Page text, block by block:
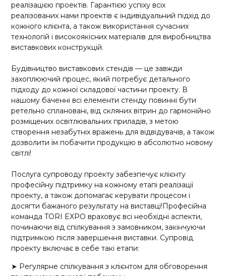
реалізацією проектів. Гарантією успіху всіх
реалізованих нами проектів є індивідуальний підхід до
кожного клієнта, а також використання сучасних
технологій і високоякісних матеріалів для виробництва
виставкових конструкцій.
Будівництво виставкових стендів — це завжди
захоплюючий процес, який потребує детального
підходу до кожної складової частини проекту. В
нашому баченні всі елементи стенду повинні бути
ретельно сплановані, від скляних вітрин до гармонійно
розміщених освітлювальних приладів, з метою
створення незабутніх вражень для відвідувачів, а також
дозволити їм побачити продукцію в абсолютно новому
світлі!
Послуга супроводу проекту забезпечує клієнту
професійну підтримку на кожному етапі реалізації
проекту, а також допомагає керувати процесом і
досягти бажаного результату на виставці!Професійна
команда TORI EXPO враховує всі необхідні аспекти,
починаючи від спілкування з замовником, закінчуючи
підтримкою після завершення виставки. Супровід
проекту включає в себе такі етапи:
➤ Регулярне спілкування з клієнтом для обговорення